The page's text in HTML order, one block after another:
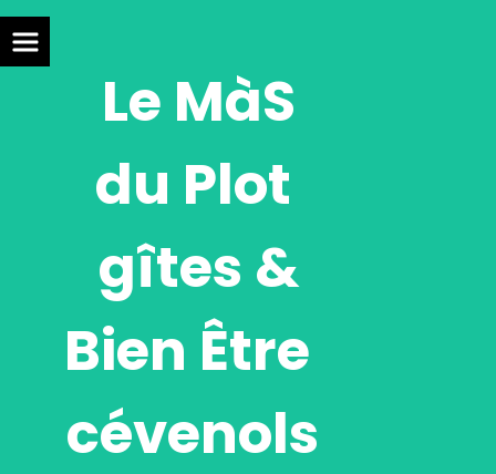
Le MàS
du Plot
gîtes &
Bien Être
cévenols